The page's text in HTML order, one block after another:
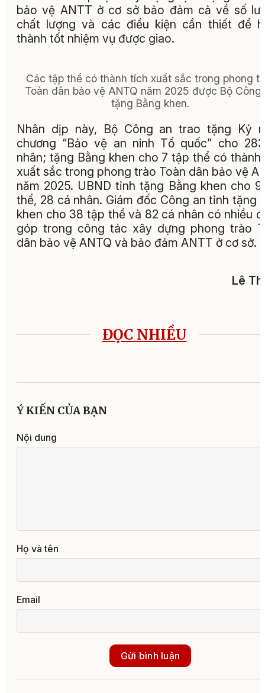
bảo vệ ANTT ở cơ sở bảo đảm cả về số
chất lượng và các điều kiện cần thiết để
thành tốt nhiệm vụ được giao.
Các tập thể có thành tích xuất sắc trong phong
Toàn dân bảo vệ ANTQ năm 2025 được Bộ Công
tặng Bằng khen.
Nhân dịp này, Bộ Công an trao tặng Kỷ
chương “Bảo vệ an ninh Tổ quốc” cho
nhân; tặng Bằng khen cho 7 tập thể có thành
xuất sắc trong phong trào Toàn dân bảo vệ
năm 2025. UBND tỉnh tặng Bằng khen cho
thể, 28 cá nhân. Giám đốc Công an tỉnh tặng
khen cho 38 tập thể và 82 cá nhân có nhiều
góp trong công tác xây dựng phong trào
dân bảo vệ ANTQ và bảo đảm ANTT ở cơ sở.
Lê
ĐỌC NHIỀU
Ý KIẾN CỦA BẠN
Nội dung
Họ và tên
Email
Gửi bình luận